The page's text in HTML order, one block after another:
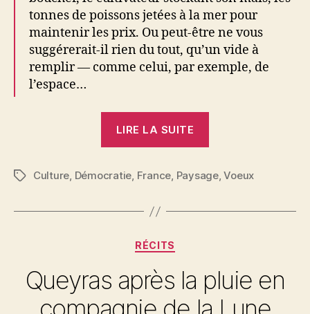
tonnes de poissons jetées à la mer pour
maintenir les prix. Ou peut-être ne vous
suggérerait-il rien du tout, qu’un vide à
remplir — comme celui, par exemple, de
l’espace…
LIRE LA SUITE
tête »
Étiquettes
Culture, Démocratie, France, Paysage,Voeux
Catégories
RÉCITS
Queyras après la pluie en